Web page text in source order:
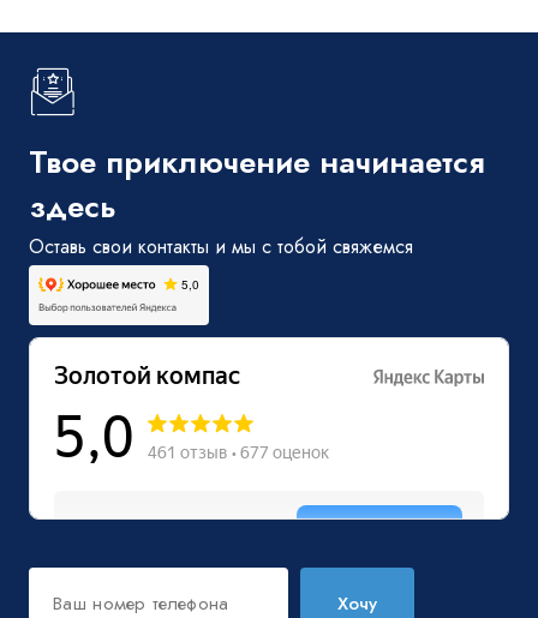
Твое приключение начинается
здесь
Оставь свои контакты и мы с тобой свяжемся
Хочу